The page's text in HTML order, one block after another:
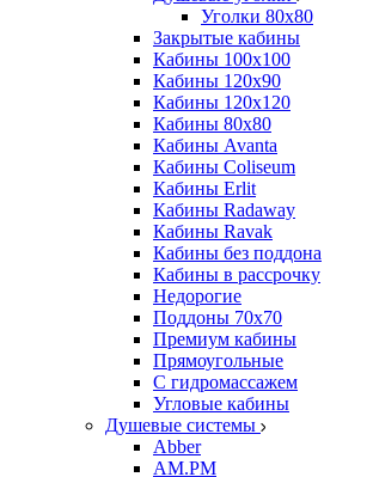
Уголки 80х80
Закрытые кабины
Кабины 100x100
Кабины 120x90
Кабины 120х120
Кабины 80х80
Кабины Avanta
Кабины Coliseum
Кабины Erlit
Кабины Radaway
Кабины Ravak
Кабины без поддона
Кабины в рассрочку
Недорогие
Поддоны 70x70
Премиум кабины
Прямоугольные
С гидромассажем
Угловые кабины
Душевые системы
Abber
AM.PM